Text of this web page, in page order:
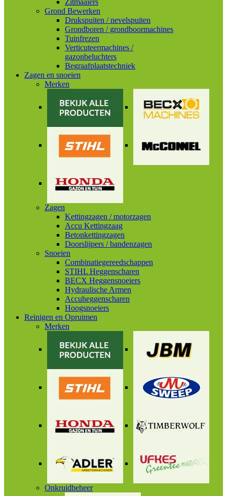
Zitmaaiers
Grond Bewerken
Drukspuiten / nevelspuiten
Grondboren / grondboormachines
Tuinfrezen
Verticuteermachines /
gazonbeluchters
Begraafplaatstechniek
Zagen en snoeien
Merken
Zagen
Kettingzagen / motorzagen
Accu Kettingzaag
Betonkettingzagen
Doorslijpers / bandenzagen
Snoeien
Combinatiegereedschappen
STIHL Heggenscharen
BECX Heggensnoeiers
Hydraulische Armen
Accuheggenscharen
Hoogsnoeiers
Reinigen en Opruimen
Merken
Onkruidbeheer